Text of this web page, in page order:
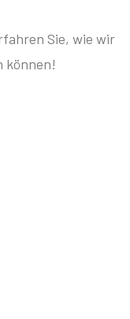
Sie, wie wir
können!